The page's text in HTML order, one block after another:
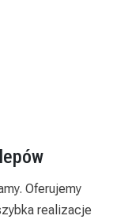
Oferujemy
realizacje